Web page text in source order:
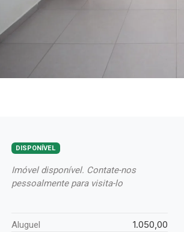
DISPONÍVEL
Imóvel disponível. Contate-nos
pessoalmente para visita-lo
Aluguel 1.050,00